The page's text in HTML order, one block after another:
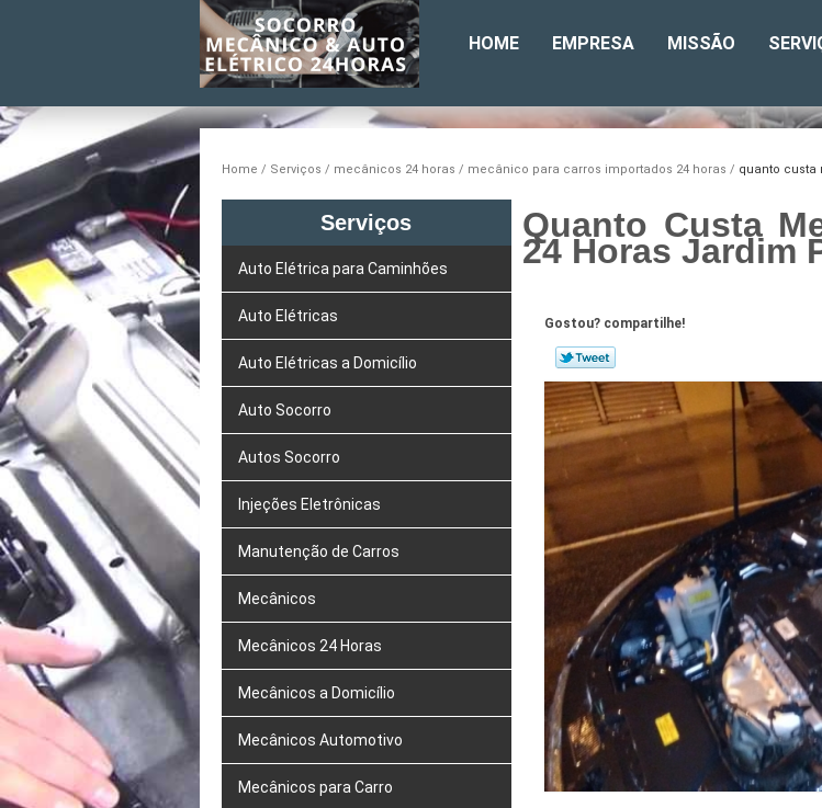
HOME EMPRESA MISSÃO
Home Serviços mecânicos 24 horas mecânico para carros importados 24 horas quanto custa
Serviços
Auto Elétrica para Caminhões
Auto Elétricas
Auto Elétricas a Domicílio
Auto Socorro
Autos Socorro
Injeções Eletrônicas
Manutenção de Carros
Mecânicos
Mecânicos 24 Horas
Mecânicos a Domicílio
Mecânicos Automotivo
Mecânicos para Carro
Quanto Custa
24 Horas Jardim
Gostou? compartilhe!